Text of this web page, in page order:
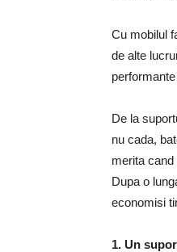
Cu mobilul
de alte
De la
nu cada,
merita
Dupa o
economisi
1. Un